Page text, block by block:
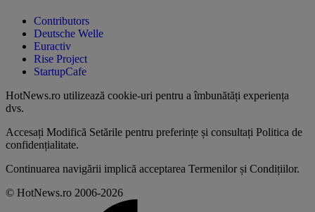
Contributors
Deutsche Welle
Euractiv
Rise Project
StartupCafe
HotNews.ro utilizează cookie-uri pentru a îmbunătăți experiența
dvs.
Accesați Modifică Setările pentru preferințe și consultați Politica de
confidențialitate.
Continuarea navigării implică acceptarea Termenilor și Condițiilor.
© HotNews.ro 2006-2026